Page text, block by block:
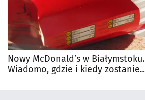
Nowy McDonald’s w Białymstoku.
Wiadomo, gdzie i kiedy zostanie